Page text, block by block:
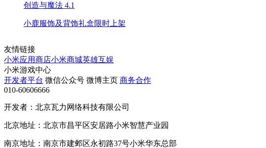
创造与魔法 4.1
小鹿服饰及背饰礼盒限时上架
友情链接
小米应用商店小米商城英雄互娱
小米游戏中心
开发者平台 微信公众号 微博主页 商务合作
010-60606666
开发者：北京瓦力网络科技有限公司
北京地址：北京市昌平区安居路小米智慧产业园
南京地址：南京市建邺区永初路37号小米华东总部